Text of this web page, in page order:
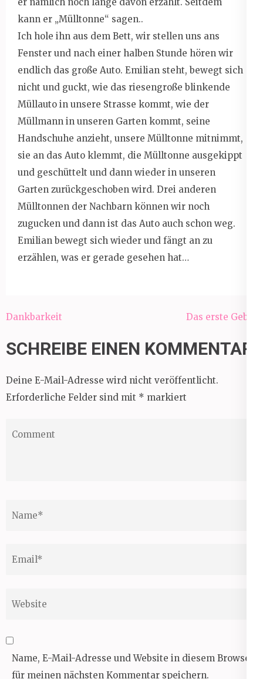
kann er „Mülltonne“ sagen..
Ich hole ihn aus dem Bett, wir stellen uns ans
Fenster und nach einer halben Stunde hören wir
endlich das große Auto. Emilian steht, bewegt sich
nicht und guckt, wie das riesengroße blinkende
Müllauto in unsere Strasse kommt, wie der
Müllmann in unseren Garten kommt, seine
Handschuhe anzieht, unsere Mülltonne mitnimmt,
sie an das Auto klemmt, die Mülltonne ausgekippt
und geschüttelt und dann wieder in unseren
Garten zurückgeschoben wird. Drei anderen
Mülltonnen der Nachbarn können wir noch
zugucken und dann ist das Auto auch schon weg.
Emilian bewegt sich wieder und fängt an zu
erzählen, was er gerade gesehen hat…
Beitragsnavigation
Dankbarkeit Das erste Gebet
SCHREIBE EINEN KOMMENTAR
Deine E-Mail-Adresse wird nicht veröffentlicht.
Erforderliche Felder sind mit * markiert
Name, E-Mail-Adresse und Website in diesem Browser
für meinen nächsten Kommentar speichern.